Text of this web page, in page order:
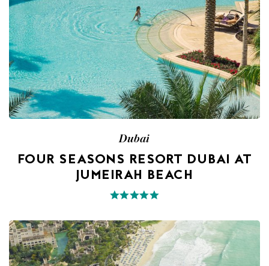
Dubai
FOUR SEASONS RESORT DUBAI AT
JUMEIRAH BEACH